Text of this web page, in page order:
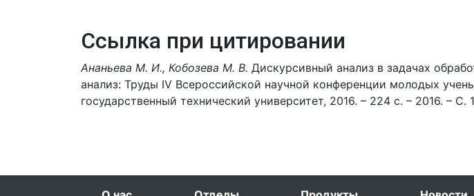
Ссылка при цитировании
Ананьева М. И., Кобозева М. В. Дискурсивный анализ в задачах
анализ: Труды IV Всероссийской научной конференции молодых
государственный технический университет, 2016. – 224 с. – 2016. – С.